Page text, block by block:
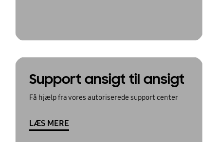
Support ansigt til ansigt
Få hjælp fra vores autoriserede support center
LÆS MERE